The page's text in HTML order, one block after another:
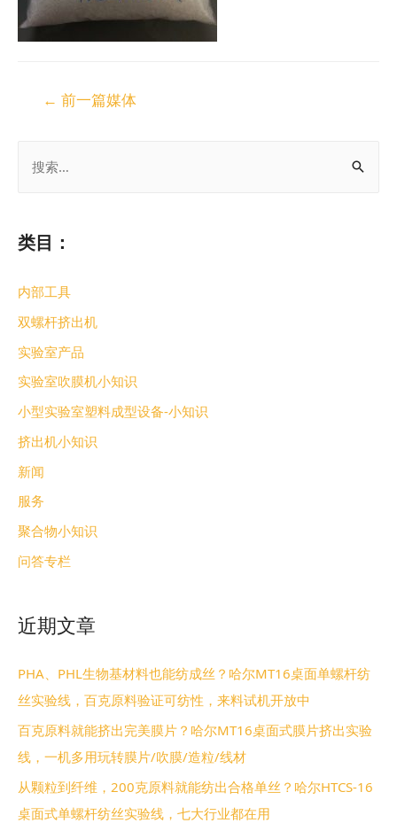
类目：
内部工具
双螺杆挤出机
实验室产品
实验室吹膜机小知识
小型实验室塑料成型设备-小知识
挤出机小知识
新闻
服务
聚合物小知识
问答专栏
近期文章
PHA、PHL生物基材料也能纺成丝？哈尔MT16桌面单螺杆纺
丝实验线，百克原料验证可纺性，来料试机开放中
百克原料就能挤出完美膜片？哈尔MT16桌面式膜片挤出实验
线，一机多用玩转膜片/吹膜/造粒/线材
从颗粒到纤维，200克原料就能纺出合格单丝？哈尔HTCS-16
桌面式单螺杆纺丝实验线，七大行业都在用
← 前一篇媒体